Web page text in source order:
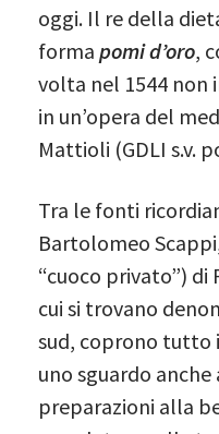
oggi. Il re della
forma pomi d’oro,
volta nel 1544 non
in un’opera del
Mattioli (GDLI s.v.
Tra le fonti
Bartolomeo
“cuoco privato”) di
cui si trovano
sud, coprono tutto
uno sguardo
preparazioni alla